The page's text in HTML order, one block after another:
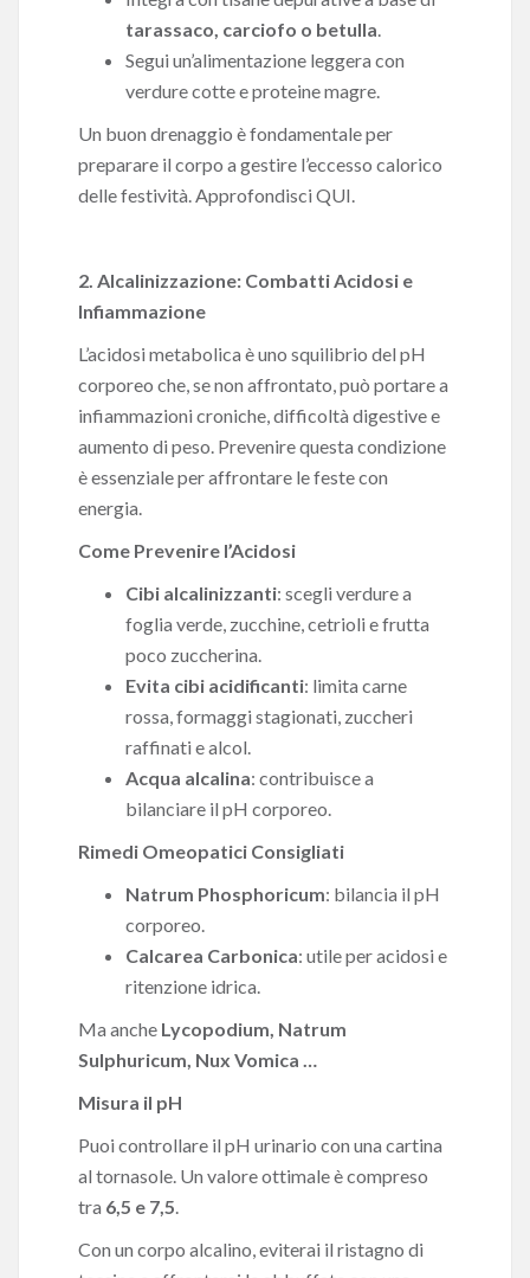
tarassaco, carciofo o betulla.
Segui un’alimentazione leggera con
verdure cotte e proteine magre.
Un buon drenaggio è fondamentale per
preparare il corpo a gestire l’eccesso calorico
delle festività.Approfondisci QUI.
2. Alcalinizzazione: Combatti Acidosi e
Infiammazione
L’acidosi metabolica è uno squilibrio del pH
corporeo che, se non affrontato, può portare a
infiammazioni croniche, difficoltà digestive e
aumento di peso. Prevenire questa condizione
è essenziale per affrontare le feste con
energia.
Come Prevenire l’Acidosi
Cibi alcalinizzanti: scegli verdure a
foglia verde, zucchine, cetrioli e frutta
poco zuccherina.
Evita cibi acidificanti: limita carne
rossa, formaggi stagionati, zuccheri
raffinati e alcol.
Acqua alcalina: contribuisce a
bilanciare il pH corporeo.
Rimedi Omeopatici Consigliati
Natrum Phosphoricum: bilancia il pH
corporeo.
Calcarea Carbonica: utile per acidosi e
ritenzione idrica.
Ma anche Lycopodium, Natrum
Sulphuricum, Nux Vomica …
Misura il pH
Puoi controllare il pH urinario con una cartina
al tornasole. Un valore ottimale è compreso
tra 6,5 e 7,5.
Con un corpo alcalino, eviterai il ristagno di